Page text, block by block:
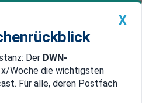
Geldanlage Premium
Magazin China
X
Der DWN-
Woche die wichtigsten
Für alle, deren Postfach